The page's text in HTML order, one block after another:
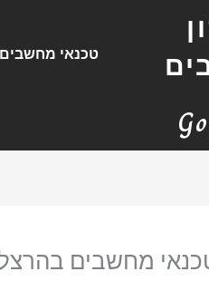
טכנאי מחשבים
מחשבים